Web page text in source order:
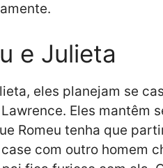
e Julieta
eles planejam se
Eles mantêm
Romeu tenha que
com outro homem